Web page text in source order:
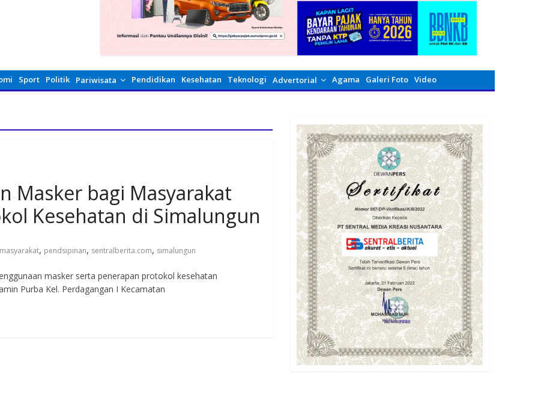
Sport Politik Pariwisata Pendidikan Kesehatan Teknologi Advertorial Agama Galeri Foto Video
Masker bagi Masyarakat
Kesehatan di Simalungun
masyarakat, pendsipinan, sentralberita.com, simalungun
masker serta penerapan protokol kesehatan
Purba Kel. Perdagangan I Kecamatan